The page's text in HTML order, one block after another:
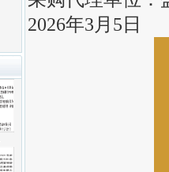
2026年3月5日